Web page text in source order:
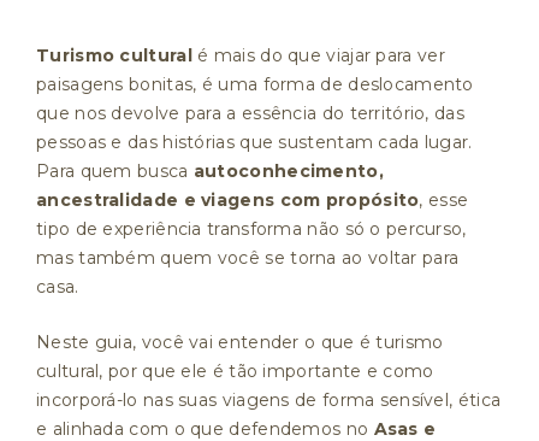
Turismo culturalé mais do que viajar para ver
paisagens bonitas, é uma forma de deslocamento
que nos devolve para a essência do território, das
pessoas e das histórias que sustentam cada lugar.
Para quem busca autoconhecimento,
ancestralidade e viagens com propósito, esse
tipo de experiência transforma não só o percurso,
mas também quem você se torna ao voltar para
casa.
Neste guia, você vai entender o que é turismo
cultural, por que ele é tão importante e como
incorporá-lo nas suas viagens de forma sensível, ética
e alinhada com o que defendemos no Asas e